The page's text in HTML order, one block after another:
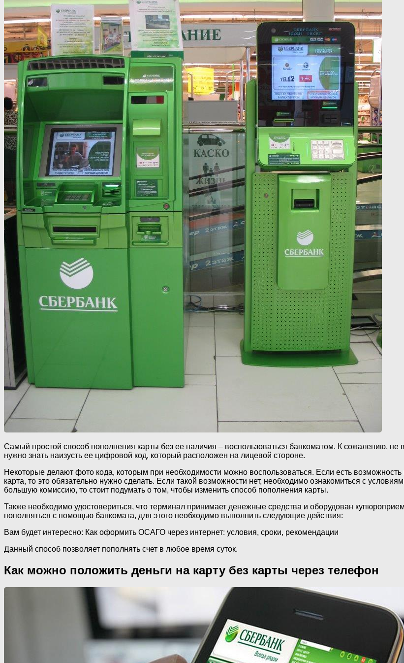
Самый простой способ пополнения карты без ее наличия – воспользоваться банкоматом. К сожалению, не
нужно знать наизусть ее цифровой код, который расположен на лицевой стороне.
Некоторые делают фото кода, которым при необходимости можно воспользоваться. Если есть
карта, то это обязательно нужно сделать. Если такой возможности нет, необходимо ознакомиться с
большую комиссию, то стоит подумать о том, чтобы изменить способ пополнения карты.
Также необходимо удостовериться, что терминал принимает денежные средства и оборудован
пополняться с помощью банкомата, для этого необходимо выполнить следующие действия:
Вам будет интересно: Как оформить ОСАГО через интернет: условия, сроки, рекомендации
Данный способ позволяет пополнять счет в любое время суток.
Как можно положить деньги на карту без карты через телефон